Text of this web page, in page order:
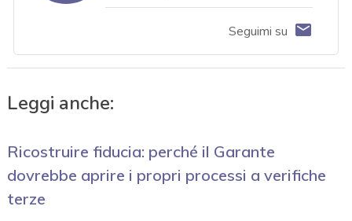
Seguimi su
Leggi anche:
Ricostruire fiducia: perché il Garante
dovrebbe aprire i propri processi a verifiche
terze